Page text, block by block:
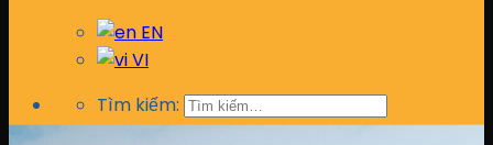
EN
VI
Tìm kiếm: